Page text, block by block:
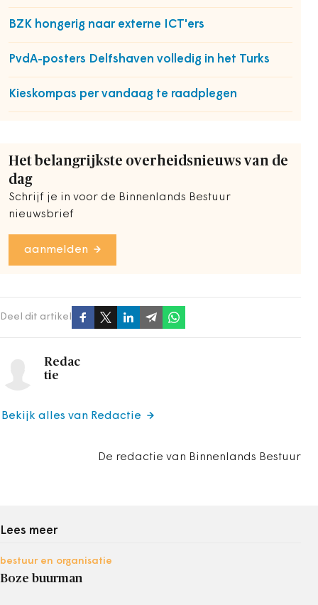
BZK hongerig naar externe ICT'ers
PvdA-posters Delfshaven volledig in het Turks
Kieskompas per vandaag te raadplegen
Het belangrijkste overheidsnieuws van de
dag
Schrijf je in voor de Binnenlands Bestuur
nieuwsbrief
aanmelden
Deel dit artikel
Redac
tie
De redactie van Binnenlands Bestuur
Bekijk alles van Redactie
Lees meer
bestuur en organisatie
Boze buurman